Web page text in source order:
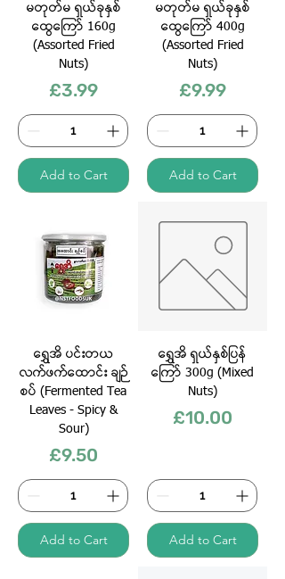
မတုတ်မ ရှယ်ခုနှ​စ်​
ထွေကြော် 160g
(Assorted Fried
Nuts)
Price
£3.99
Add to Cart
မတုတ်မ ရှယ်ခုနှ​စ်​
ထွေ​ကြော် 400g
(Assorted Fried
Nuts)
Price
£9.99
Add to Cart
ရွှေအိ ပင်းတယ
လက်ဖက်ထောင်း ချဉ်
စပ် (Fermented Tea
Leaves - Spicy &
Sour)
Price
£9.50
Add to Cart
ရွှေအိ ရှယ်နှစ်ပြန်
ကြော် 300g (Mixed
Nuts)
Price
£10.00
Add to Cart